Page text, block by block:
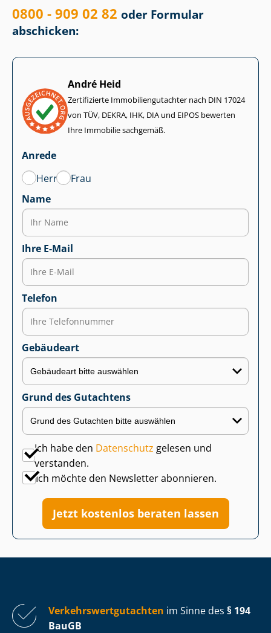
0800 - 909 02 82 oder Formular
abschicken:
André Heid
Zertifizierte Im­mo­bi­li­en­gut­ach­ter nach DIN 17024
von TÜV, DEKRA, IHK, DIA und EIPOS bewerten
Ihre Immobilie sachgemäß.
Anrede
Herr
Frau
Name
Ihre E-Mail
Telefon
Gebäudeart
Grund des Gutachtens
Ich habe den Datenschutz gelesen und
verstanden.
Ich möchte den Newsletter abonnieren.
Jetzt kostenlos beraten lassen
Ver­kehrs­wert­gut­ach­ten im Sinne des § 194
BauGB